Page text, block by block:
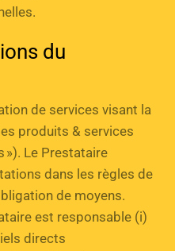
du
de services visant la
produits & services
»). Le Prestataire
dans les règles de
de moyens.
est responsable (i)
directs